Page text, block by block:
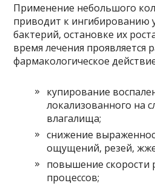
Применение небольшого
приводит к ингибированию
бактерий, остановке их
время лечения проявляется
фармакологическое
купирование
локализованного на
влагалища;
снижение
ощущений, резей,
повышение скорости
процессов;